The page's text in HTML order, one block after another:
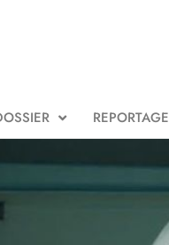
REPORTAGE